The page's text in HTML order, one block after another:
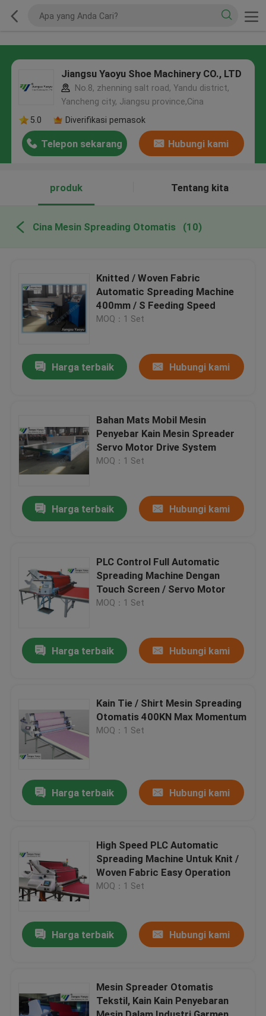
Jiangsu Yaoyu Shoe Machinery CO., LTD
No.8, zhenning salt road, Yandu district,
Yancheng city, Jiangsu province,Cina
5.0
Diverifikasi pemasok
Telepon sekarang Hubungi kami
produk Tentang kita
Cina Mesin Spreading Otomatis (10)
Knitted / Woven Fabric
Automatic Spreading Machine
400mm / S Feeding Speed
MOQ：1 Set
Harga terbaik Hubungi kami
Bahan Mats Mobil Mesin
Penyebar Kain Mesin Spreader
Servo Motor Drive System
MOQ：1 Set
Harga terbaik Hubungi kami
PLC Control Full Automatic
Spreading Machine Dengan
Touch Screen / Servo Motor
MOQ：1 Set
Harga terbaik Hubungi kami
Kain Tie / Shirt Mesin Spreading
Otomatis 400KN Max Momentum
MOQ：1 Set
Harga terbaik Hubungi kami
High Speed ​​PLC Automatic
Spreading Machine Untuk Knit /
Woven Fabric Easy Operation
MOQ：1 Set
Harga terbaik Hubungi kami
Mesin Spreader Otomatis
Tekstil, Kain Kain Penyebaran